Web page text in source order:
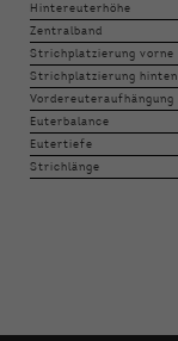
Hintereuterhöhe
Zentralband
Strichplatzierung vorne
Strichplatzierung hinten
Vordereuteraufhängung
Euterbalance
Eutertiefe
Strichlänge